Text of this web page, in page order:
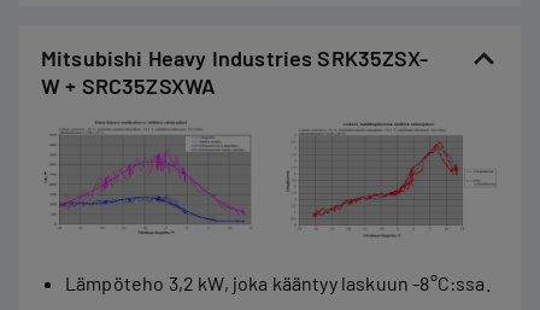
Mitsubishi Heavy Industries SRK35ZSX-
W + SRC35ZSXWA
Lämpöteho 3,2 kW, joka kääntyy laskuun -8°C:ssa.